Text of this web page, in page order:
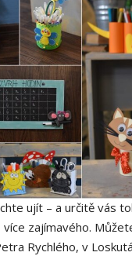
ujít – a určitě vás
více zajímavého.
Rychlého, v